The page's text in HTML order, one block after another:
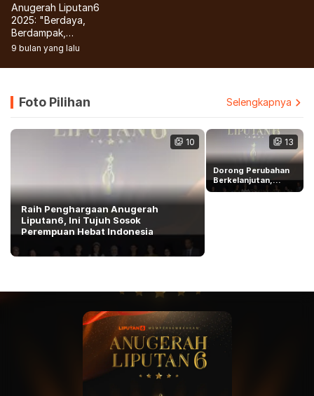
Anugerah Liputan6
2025: "Berdaya,
Berdampak,
Berkelanjutan"
9 bulan yang lalu
Foto Pilihan Selengkapnya
Raih Penghargaan Anugerah
Liputan6, Ini Tujuh Sosok
Perempuan Hebat Indonesia
10
Dorong Perubahan
Berkelanjutan,
Anugerah Liputan6
13